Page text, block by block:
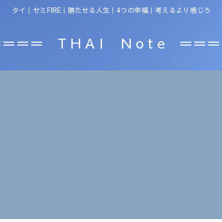
タイ｜セミFIRE｜勝たせる人生｜4つの幸福｜考えるより感じろ
＝＝＝ T H A I N o t e ＝＝＝